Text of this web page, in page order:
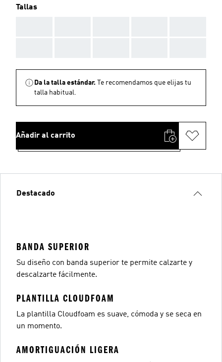
Tallas
Da la talla estándar.
Te recomendamos que elijas tu
talla habitual.
Añadir al carrito
Destacado
BANDA SUPERIOR
Su diseño con banda superior te permite calzarte y
descalzarte fácilmente.
PLANTILLA CLOUDFOAM
La plantilla Cloudfoam es suave, cómoda y se seca en
un momento.
AMORTIGUACIÓN LIGERA